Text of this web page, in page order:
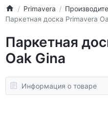
Primavera
Паркетная доска Primavera
Паркетная
Oak Gina
Информация о товаре